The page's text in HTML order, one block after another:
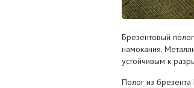
Брезентовый
намокания.
устойчивым к
Полог из